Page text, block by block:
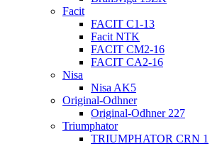
Facit
FACIT C1-13
Facit NTK
FACIT CM2-16
FACIT CA2-16
Nisa
Nisa AK5
Original-Odhner
Original-Odhner 227
Triumphator
TRIUMPHATOR CRN 1